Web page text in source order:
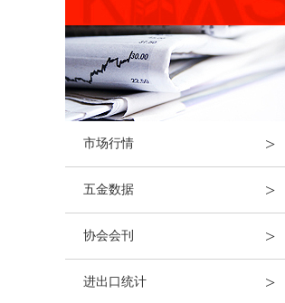
市场行情 >
五金数据 >
协会会刊 >
进出口统计 >